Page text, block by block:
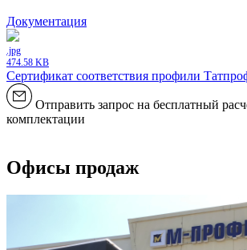
Документация
.jpg
474.58 KB
Сертификат соответствия профили
Отправить запрос на бесплатный
комплектации
Офисы продаж